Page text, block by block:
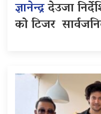
ज्ञानेन्द्रदेउजा
को टिजर